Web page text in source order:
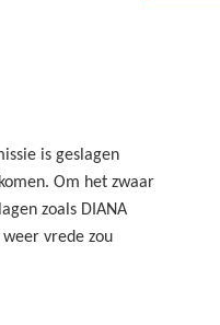
is geslagen
Om het zwaar
zoals DIANA
weer vrede zou